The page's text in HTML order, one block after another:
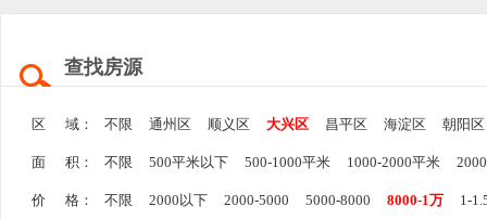
查找房源
区 域： 不限 通州区 顺义区 大兴区 昌平区 海淀区 朝阳区
面 积： 不限 500平米以下 500-1000平米 1000-2000平米
价 格： 不限 2000以下 2000-5000 5000-8000 8000-1万 1-